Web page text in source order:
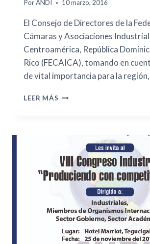
PorANDI 10 marzo, 2016
El Consejo de Directores de la
Cámaras y Asociaciones
Centroamérica, República
Rico (FECAICA), tomando en
de vital importancia para la
LEER MÁS